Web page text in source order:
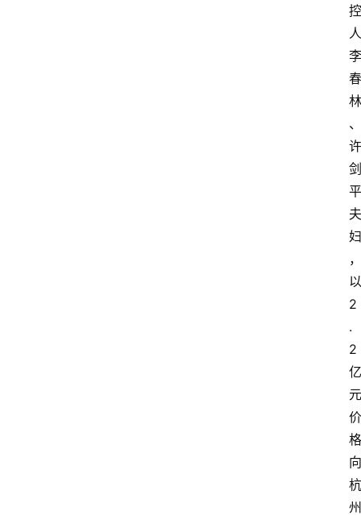
控
人
李
春
林
、
许
剑
平
夫
妇
，
以
2
.
2
亿
元
价
格
向
杭
州